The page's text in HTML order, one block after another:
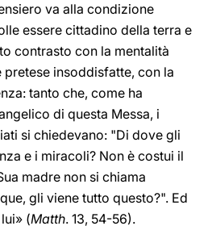
va alla condizione
essere cittadino della terra e
contrasto con la mentalità
insoddisfatte, con la
tanto che, come ha
di questa Messa, i
si chiedevano: "Di dove gli
e i miracoli? Non è costui il
madre non si chiama
gli viene tutto questo?". Ed
(Matth. 13, 54-56).